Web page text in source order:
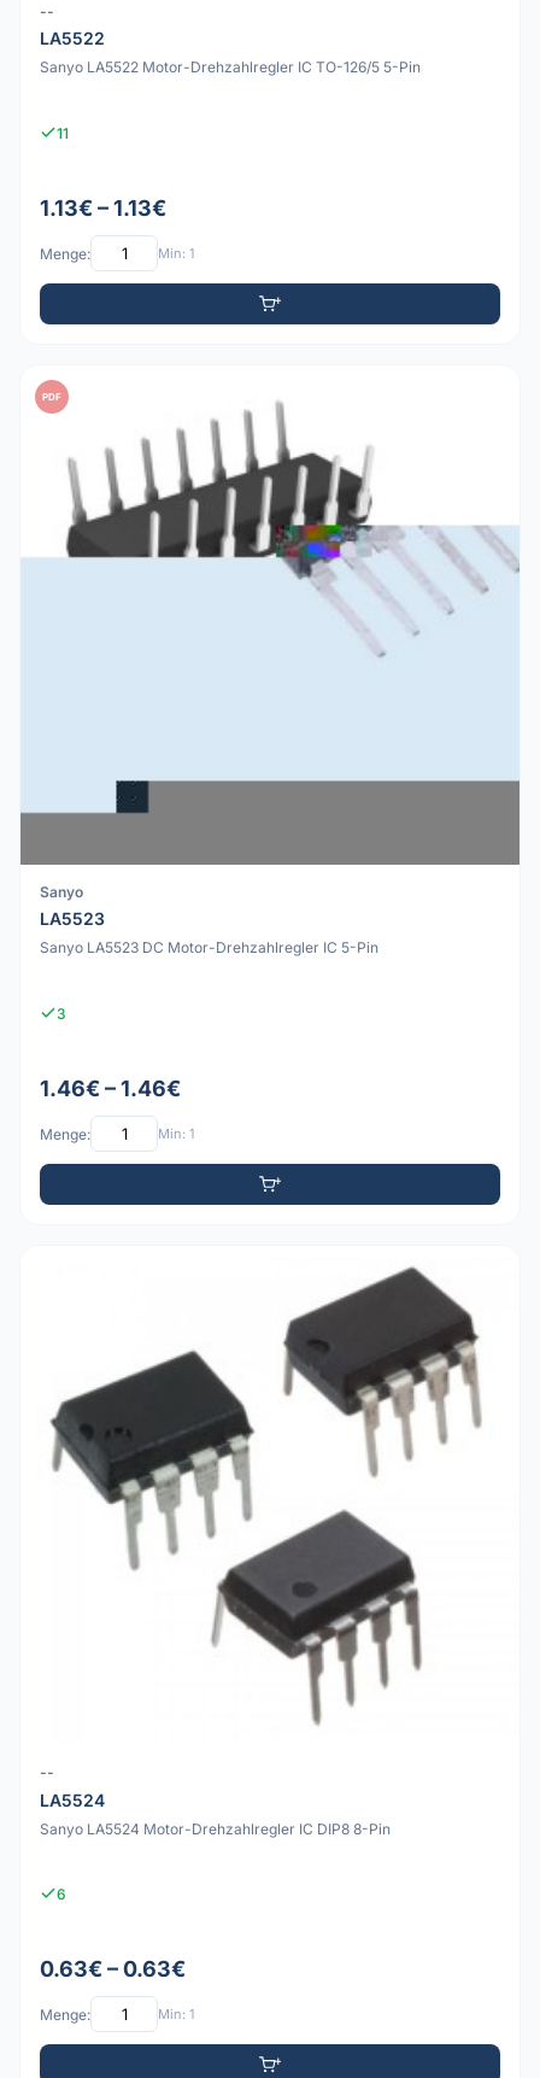
--
LA5522
Sanyo LA5522 Motor-Drehzahlregler IC TO-126/5 5-Pin
11
1.13€ – 1.13€
Menge: Min: 1
PDF
Sanyo
LA5523
Sanyo LA5523 DC Motor-Drehzahlregler IC 5-Pin
3
1.46€ – 1.46€
Menge: Min: 1
--
LA5524
Sanyo LA5524 Motor-Drehzahlregler IC DIP8 8-Pin
6
0.63€ – 0.63€
Menge: Min: 1